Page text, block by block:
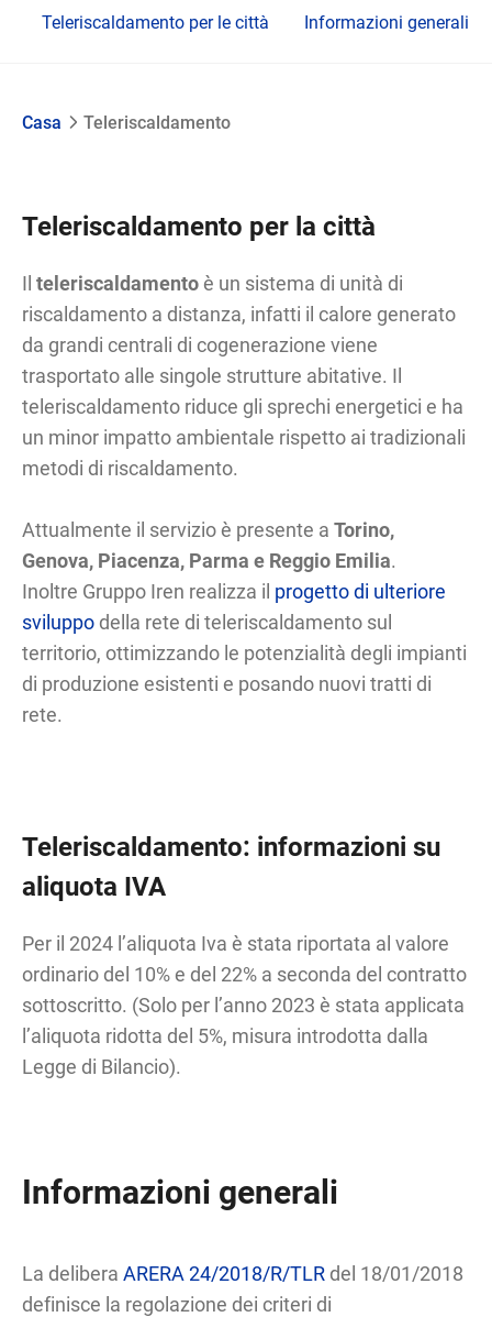
Teleriscaldamento per le città Informazioni generali
Casa Teleriscaldamento
Teleriscaldamento per la città
Ilteleriscaldamentoè un sistema di unità di
riscaldamento a distanza, infatti il calore generato
da grandi centrali di cogenerazione viene
trasportato alle singole strutture abitative. Il
teleriscaldamento riduce gli sprechi energetici e ha
un minor impatto ambientale rispetto ai tradizionali
metodi di riscaldamento.
Attualmente il servizio è presente aTorino,
Genova, Piacenza, Parma e Reggio Emilia.
Inoltre Gruppo Iren realizza il progetto di ulteriore
sviluppo della rete di teleriscaldamento sul
territorio, ottimizzando le potenzialità degli impianti
di produzione esistenti e posando nuovi tratti di
rete.
Teleriscaldamento: informazioni su
aliquota IVA
Per il 2024 l’aliquota Iva è stata riportata al valore
ordinario del 10% e del 22% a seconda del contratto
sottoscritto. (Solo per l’anno 2023 è stata applicata
l’aliquota ridotta del 5%, misura introdotta dalla
Legge di Bilancio).
Informazioni generali
La deliberaARERA 24/2018/R/TLR del 18/01/2018
definisce la regolazione dei criteri di